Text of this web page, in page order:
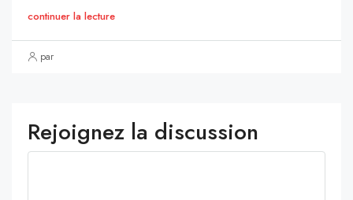
continuer la lecture
par
Rejoignez la discussion